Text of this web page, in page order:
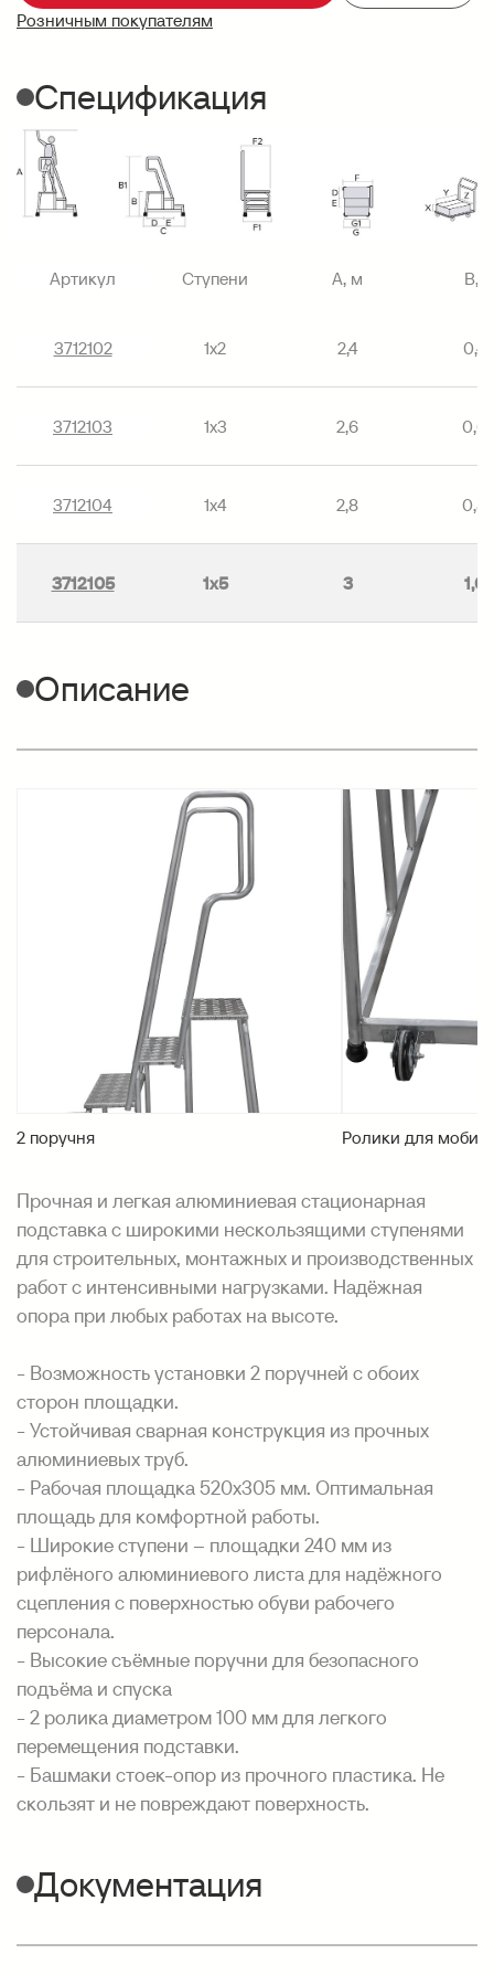
Розничным покупателям
Спецификация
Артикул Ступени A, м B, м
3712102 1х2 2,4
3712103 1х3 2,6
3712104 1х4 2,8
3712105 1х5 3
Описание
2 поручня Ролики для
Прочная и легкая алюминиевая стационарная
подставка с широкими нескользящими ступенями
для строительных, монтажных и производственных
работ с интенсивными нагрузками. Надёжная
опора при любых работах на высоте.
- Возможность установки 2 поручней с обоих
сторон площадки.
- Устойчивая сварная конструкция из прочных
алюминиевых труб.
- Рабочая площадка 520х305 мм. Оптимальная
площадь для комфортной работы.
- Широкие ступени – площадки 240 мм из
рифлёного алюминиевого листа для надёжного
сцепления с поверхностью обуви рабочего
персонала.
- Высокие съёмные поручни для безопасного
подъёма и спуска
- 2 ролика диаметром 100 мм для легкого
перемещения подставки.
- Башмаки стоек-опор из прочного пластика. Не
скользят и не повреждают поверхность.
Документация